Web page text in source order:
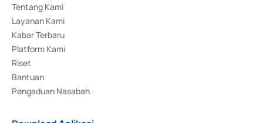
Tentang Kami
Layanan Kami
Kabar Terbaru
Platform Kami
Riset
Bantuan
Pengaduan Nasabah